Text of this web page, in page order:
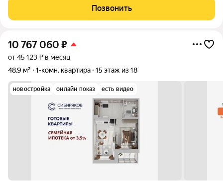
шестнадцатиэтажного дома. ЖК Сибиряков - дом клубной
концепции бизнес класса. СМОТРИ ВИДЕООБЗОР ЭТОГО
Позвонить
10 767 060 ₽
от 45 123 ₽ в месяц
48,9 м²
1-комн. квартира 15 этаж из 18
новостройка онлайн показ есть видео